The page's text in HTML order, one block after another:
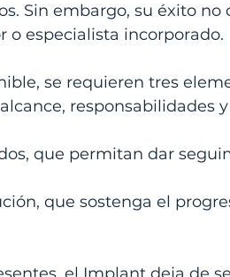
Sin embargo, su éxito no
especialista incorporado.
se requieren tres
alcance, responsabilidades
que permitan dar
que sostenga el